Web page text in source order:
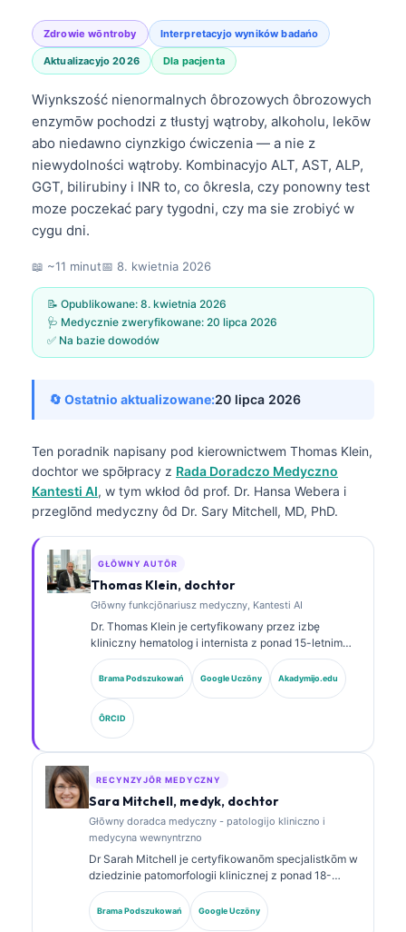
Zdrowie wōntroby Interpretacyjo wyników badańo
Aktualizacyjo 2026 Dla pacjenta
Wiynkszość nienormalnych ôbrozowych ôbrozowych
enzymōw pochodzi z tłustyj wątroby, alkoholu, lekōw
abo niedawno ciynzkigo ćwiczenia — a nie z
niewydolności wątroby. Kombinacyjo ALT, AST, ALP,
GGT, bilirubiny i INR to, co ôkresla, czy ponowny test
moze poczekać pary tygodni, czy ma sie zrobiyć w
cygu dni.
📖 ~11 minut📅 8. kwietnia 2026
📝 Opublikowane: 8. kwietnia 2026
🩺 Medycznie zweryfikowane: 20 lipca 2026
✅ Na bazie dowodów
🔄 Ostatnio aktualizowane:20 lipca 2026
Ten poradnik napisany pod kierownictwem Thomas Klein,
dochtor we spōłpracy z Rada Doradczo Medyczno
Kantesti AI, w tym wkłod ôd prof. Dr. Hansa Webera i
przeglōnd medyczny ôd Dr. Sary Mitchell, MD, PhD.
GŁŌWNY AUTŌR
Thomas Klein, dochtor
Głōwny funkcjōnariusz medyczny, Kantesti AI
Dr. Thomas Klein je certyfikowany przez izbę
kliniczny hematolog i internista z ponad 15-letnim
doświadczeniem w medycynie laboratoryjnej i
analizie klinicznej wspieranej sztuczną inteligencją.
Jako Chief Medical Officer w Kantesti AI sprawuje
kliniczny nadzór nad medycznom poprawnościom
wytwornego sieci neuronowej. Dr. Klein publikował
obszernie na temat interpretacyje biomarkerów i
diagnostyki laboratoryjnej w dziedzinie medycyny
laboratoryjnej.
Brama Podszukowań Google Uczōny Akadymijo.edu
ÔRCID
RECYNZYJŌR MEDYCZNY
Sara Mitchell, medyk, dochtor
Głōwny doradca medyczny - patologijo kliniczno i
medycyna wewnyntrzno
Dr Sarah Mitchell je certyfikowanōm specjalistkōm w
dziedzinie patomorfologii klinicznej z ponad 18-
letnim staŜōm w medycynie laboratoryjnej i analizie
diagnostycznej. Ma specjalistyczne certyfikaty z
chemii klinicznej i publikowała szeroko na temat
Brama Podszukowań Google Uczōny